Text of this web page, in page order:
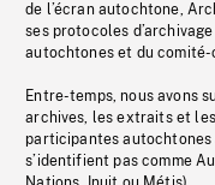
de l’écran autochtone,
ses protocoles
autochtones et du comité-
Entre-temps, nous avons
archives, les extraits et
participantes
s’identifient pas comme